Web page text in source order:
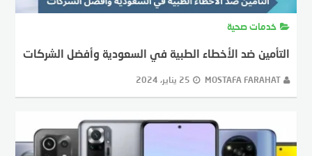
خدمات صحية
التأمين ضد الأخطاء الطبية في السعودية وأفضل الشركات
MOSTAFA FARAHAT 25 يناير، 2024